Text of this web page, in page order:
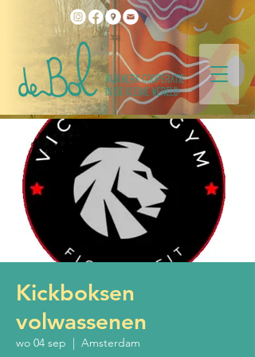
Kickboksen
volwassenen
wo 04 sep
  |
Amsterdam